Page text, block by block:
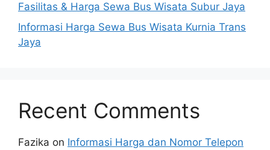
Fasilitas & Harga Sewa Bus Wisata Subur Jaya
Informasi Harga Sewa Bus Wisata Kurnia Trans
Jaya
Recent Comments
Fazika on Informasi Harga dan Nomor Telepon